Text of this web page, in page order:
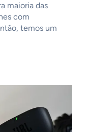
maioria das
com
temos um